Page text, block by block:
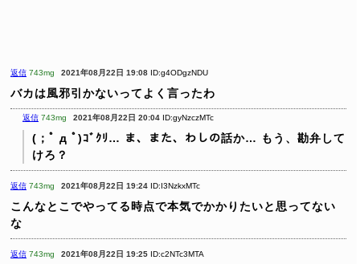
返信 743mg 2021年08月22日 19:08 ID:g4ODgzNDU
バカは風邪引かないってよく言ったわ
返信 743mg 2021年08月22日 20:04 ID:gyNzczMTc
(；ﾟ д ﾟ)ｺﾞｸﾘ… ま、また、わしの話か… もう、勘弁して
けろ？
返信 743mg 2021年08月22日 19:24 ID:I3NzkxMTc
こんなとこでやってる時点で本気でかかりたいと思ってない
な
返信 743mg 2021年08月22日 19:25 ID:c2NTc3MTA